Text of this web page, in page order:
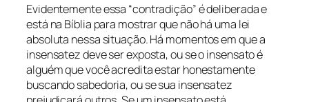
Evidentemente essa “contradição” é deliberada e
está na Bíblia para mostrar que não há uma lei
absoluta nessa situação. Há momentos em que a
insensatez deve ser exposta, ou se o insensato é
alguém que você acredita estar honestamente
buscando sabedoria, ou se sua insensatez